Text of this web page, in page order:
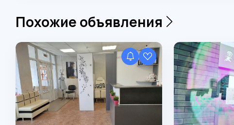
Похожие объявления